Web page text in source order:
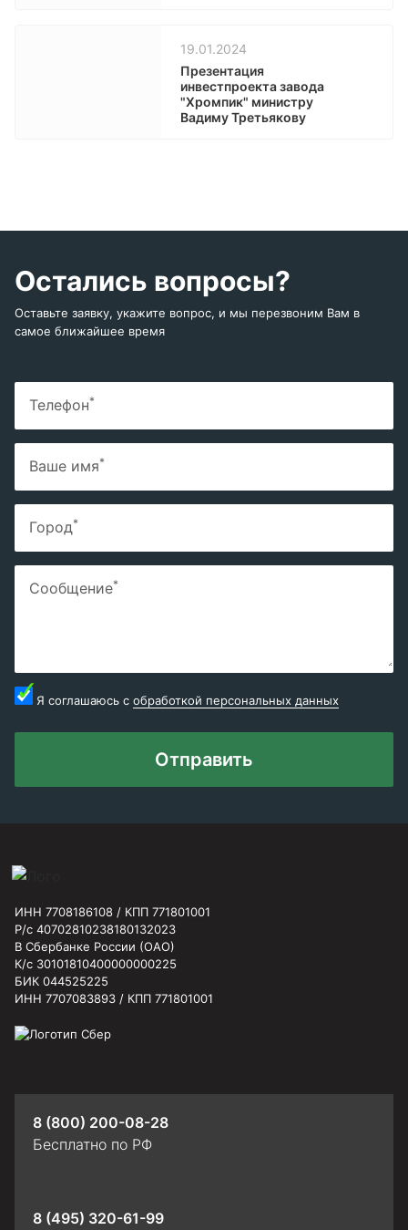
19.01.2024
Презентация
инвестпроекта завода
"Хромпик" министру
Вадиму Третьякову
Остались вопросы?
Оставьте заявку, укажите вопрос, и мы перезвоним Вам в
самое ближайшее время
Телефон*
Ваше имя*
Город*
Сообщение*
Я соглашаюсь с обработкой персональных данных
Отправить
ИНН 7708186108 / КПП 771801001
Р/с 40702810238180132023
В Сбербанке России (ОАО)
К/с 30101810400000000225
БИК 044525225
ИНН 7707083893 / КПП 771801001
8 (800) 200-08-28
Бесплатно по РФ
8 (495) 320-61-99